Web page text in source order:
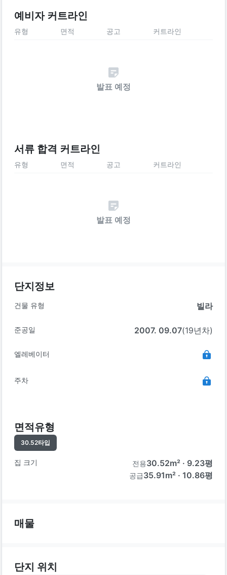
예비자 커트라인
유형 면적 공고 커트라인
발표 예정
서류 합격 커트라인
유형 면적 공고 커트라인
발표 예정
단지정보
건물 유형 빌라
준공일 2007. 09.07(19년차)
엘레베이터
주차
면적유형
30.52타입
집 크기 전용30.52m² · 9.23평
공급35.91m² · 10.86평
매물
단지 위치